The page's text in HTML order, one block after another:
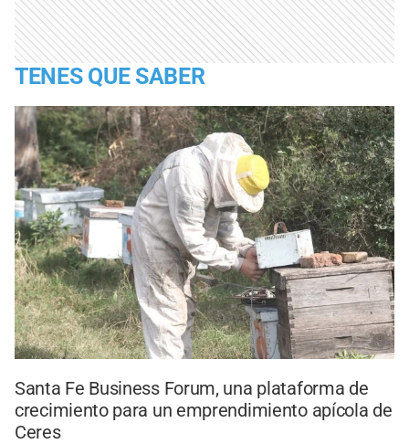
TENES QUE SABER
Santa Fe Business Forum, una plataforma de
crecimiento para un emprendimiento apícola de
Ceres